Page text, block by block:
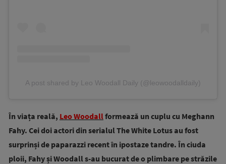
A post shared by Leo Woodall Daily (@leowoodalldaily)
În viața reală, Leo Woodall formează un cuplu cu Meghann
Fahy. Cei doi actori din serialul The White Lotus au fost
surprinși de paparazzi recent în ipostaze tandre. În ciuda
ploii, Fahy și Woodall s-au bucurat de o plimbare pe străzile